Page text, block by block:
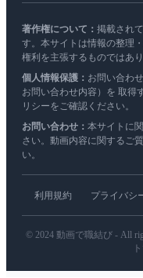
著作権について： 掲載され
す。本サイトは情報の整理
権利を主張するものではあり
個人情報保護： お問い合わ
お問い合わせ内容）を 取得
リシーをご確認ください。
お問い合わせ： 本サイトに
さい。動画内容に関するご
い。
利用規約 プライバシ
© 2024 動画で職結び - All